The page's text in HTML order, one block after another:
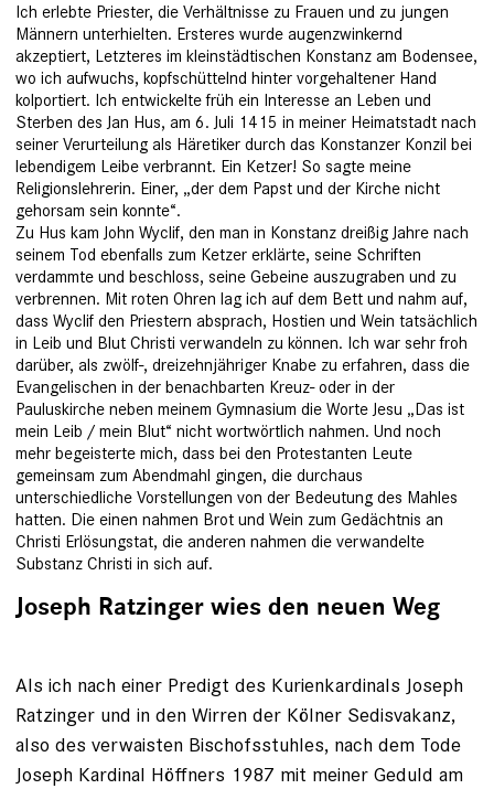
Ich erlebte Priester, die Verhältnisse zu Frauen und zu jungen
Männern unterhielten. Ersteres wurde augenzwinkernd
akzeptiert, Letzteres im kleinstädtischen Konstanz am Bodensee,
wo ich aufwuchs, kopfschüttelnd hinter vorgehaltener Hand
kolportiert. Ich entwickelte früh ein Interesse an Leben und
Sterben des Jan Hus, am 6. Juli 1415 in meiner Heimatstadt nach
seiner Verurteilung als ­Häretiker durch das Konstanzer Konzil bei
lebendigem Leibe verbrannt. Ein Ketzer! So sagte meine
Religionslehrerin. Einer, „der dem Papst und der Kirche nicht
gehorsam sein konnte“.
Zu Hus kam John Wyclif, den man in Konstanz dreißig Jahre nach
seinem Tod ebenfalls zum Ketzer erklärte, seine Schriften
verdammte und beschloss, seine Gebeine auszugraben und zu
verbrennen. Mit roten Ohren lag ich auf dem Bett und nahm auf,
dass Wyclif den Priestern absprach, Hostien und Wein tatsächlich
in Leib und Blut Christi verwandeln zu können. Ich war sehr froh
darüber, als zwölf-, dreizehnjähriger Knabe zu erfahren, dass die
Evangelischen in der benachbarten Kreuz- oder in der
Pauluskirche neben meinem Gymnasium die Worte Jesu „Das ist
mein Leib / mein Blut“ nicht wortwörtlich nahmen. Und noch
mehr begeisterte mich, dass bei den Protestanten Leute
gemeinsam zum Abendmahl gingen, die durchaus
unterschiedliche Vorstellungen von der Bedeutung des Mahles
hatten. Die einen nahmen Brot und Wein zum Gedächtnis an
Christi Erlösungstat, die anderen nahmen die verwandelte
Substanz Christi in sich auf.
Joseph Ratzinger wies den neuen Weg
Als ich nach einer Predigt des Kurienkardinals Joseph
Ratzinger und in den Wirren der Kölner Sedisvakanz,
also des verwaisten Bischofsstuhles, nach dem Tode
Joseph Kardinal Höffners 1987 mit meiner Geduld am